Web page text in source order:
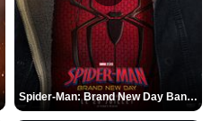
Spider-Man: Brand New Day Bande-annonce VO STFR